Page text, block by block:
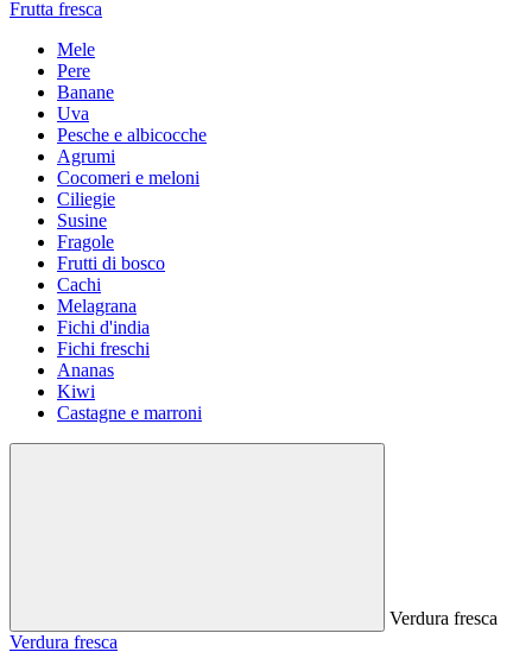
Frutta fresca
Mele
Pere
Banane
Uva
Pesche e albicocche
Agrumi
Cocomeri e meloni
Ciliegie
Susine
Fragole
Frutti di bosco
Cachi
Melagrana
Fichi d'india
Fichi freschi
Ananas
Kiwi
Castagne e marroni
Verdura fresca
Verdura fresca